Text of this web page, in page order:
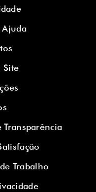
Ajuda
Site
Transparência
Trabalho